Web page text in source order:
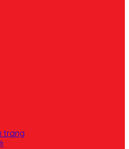
trang